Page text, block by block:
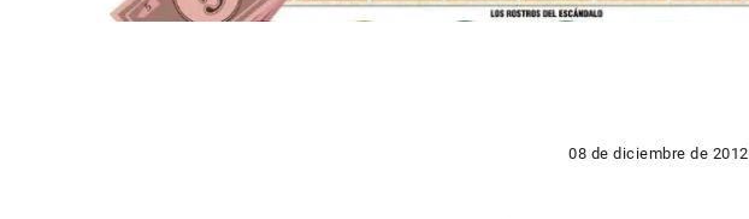
08 de diciembre de 2012